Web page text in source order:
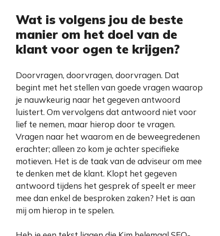
Wat is volgens jou de beste
manier om het doel van de
klant voor ogen te krijgen?
Doorvragen, doorvragen, doorvragen. Dat
begint met het stellen van goede vragen waarop
je nauwkeurig naar het gegeven antwoord
luistert. Om vervolgens dat antwoord niet voor
lief te nemen, maar hierop door te vragen.
Vragen naar het waarom en de beweegredenen
erachter; alleen zo kom je achter specifieke
motieven. Het is de taak van de adviseur om mee
te denken met de klant. Klopt het gegeven
antwoord tijdens het gesprek of speelt er meer
mee dan enkel de besproken zaken? Het is aan
mij om hierop in te spelen.